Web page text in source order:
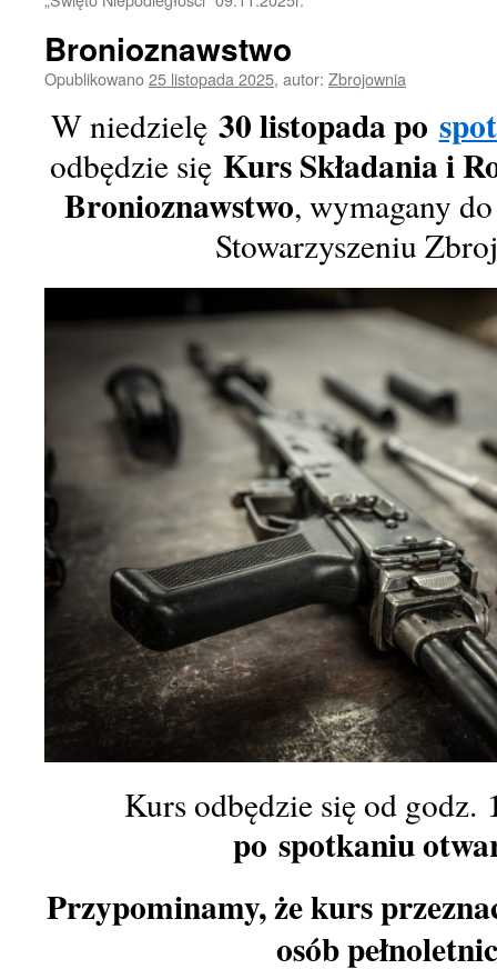
Bronioznawstwo
Opublikowano25 listopada 2025, autor: Zbrojownia
W niedzielę30 listopada po
odbędzie się Kurs Składania i
Bronioznawstwo, wymagany
Stowarzyszeniu
Kurs odbędzie się od godz.
po spotkaniu
Przypominamy, że kurs
osób